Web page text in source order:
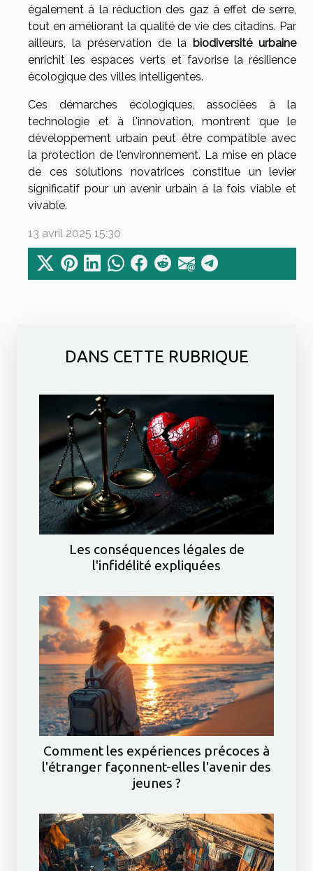
DANS CETTE RUBRIQUE
Les conséquences légales de
l'infidélité expliquées
Comment les expériences précoces à
l'étranger façonnent-elles l'avenir des
jeunes ?
également à la réduction des gaz à effet de serre,
tout en améliorant la qualité de vie des citadins. Par
ailleurs, la préservation de la biodiversité urbaine
enrichit les espaces verts et favorise la résilience
écologique des villes intelligentes.
Ces démarches écologiques, associées à la
technologie et à l'innovation, montrent que le
développement urbain peut être compatible avec
la protection de l'environnement. La mise en place
de ces solutions novatrices constitue un levier
significatif pour un avenir urbain à la fois viable et
vivable.
13 avril 2025 15:30